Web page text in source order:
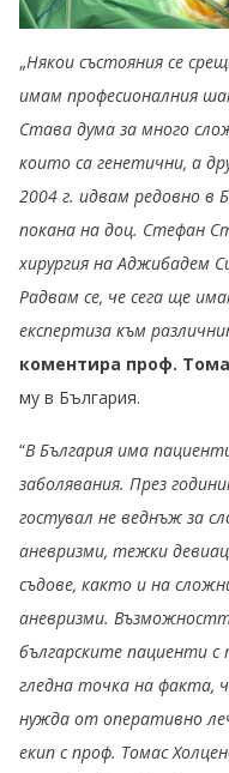
„Някои състояния се
имам професионалния
Става дума за много
които са генетични, а
2004 г. идвам редовно в
покана на доц. Стефан
хирургия на Аджибадем
Радвам се, че сега ще
експертиза към
коментира проф.
му в България.
“В България има
заболявания. През
гостувал не веднъж за
аневризми, тежки
съдове, както и на
аневризми.
българските пациенти
гледна точка на факта,
нужда от оперативно
екип с проф. Томас